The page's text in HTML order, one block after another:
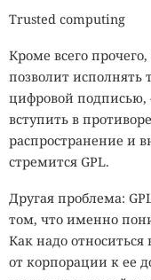
Trusted computing
Кроме всего
позволит исполнять
цифровой подписью,
вступить в
распространение и
стремится GPL.
Другая проблема:
том, что именно
Как надо относиться
от корпорации к ее